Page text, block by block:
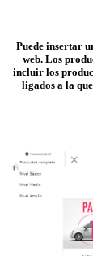
Puede insertar
web. Los
incluir los
ligados a la